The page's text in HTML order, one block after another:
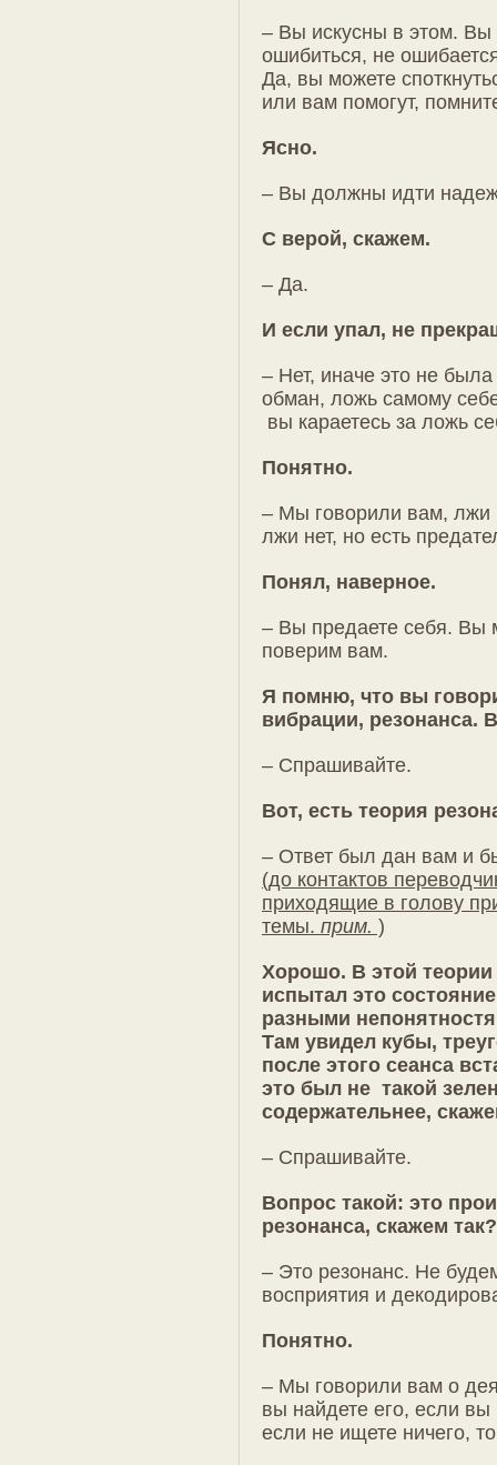
– Вы искусны в этом.
ошибиться, не
Да, вы можете
или вам помогут,
Ясно.
– Вы должны идти
С верой, скажем.
– Да.
И если упал, не
– Нет, иначе это не
обман, ложь самому
вы караетесь за ложь
Понятно.
– Мы говорили вам, лжи
лжи нет, но есть
Понял, наверное.
– Вы предаете себя. Вы
поверим вам.
Я помню, что вы
вибрации, резонанса.
– Спрашивайте.
Вот, есть теория
– Ответ был дан вам и
(до контактов
приходящие в голову
темы. прим. )
Хорошо. В этой
испытал это
разными
Там увидел кубы,
после этого сеанса
это был не такой
содержательнее,
– Спрашивайте.
Вопрос такой: это
резонанса, скажем так?
– Это резонанс. Не
восприятия и
Понятно.
– Мы говорили вам о
вы найдете его, если вы
если не ищете ничего,